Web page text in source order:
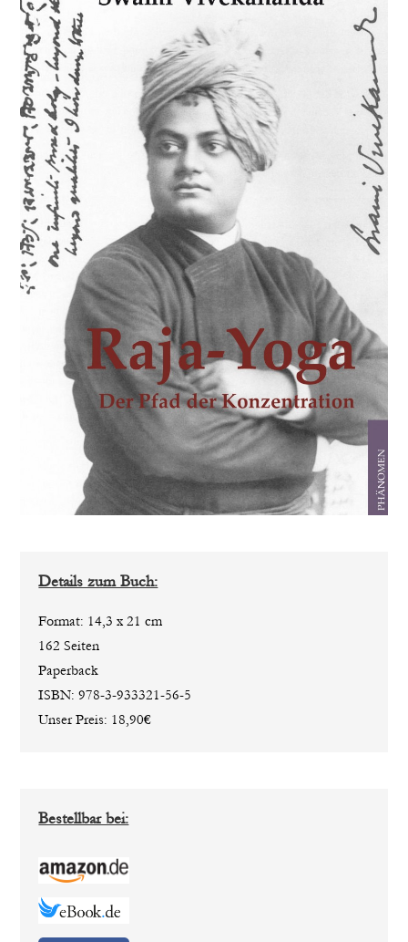
Details zum Buch:
Format: 14,3 x 21 cm
162 Seiten
Paperback
ISBN: 978-3-933321-56-5
Unser Preis: 18,90€
Bestellbar bei: